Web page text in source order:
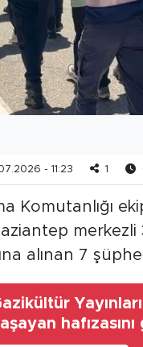
- 11:23 1
Komutanlığı
merkezli
alınan 7